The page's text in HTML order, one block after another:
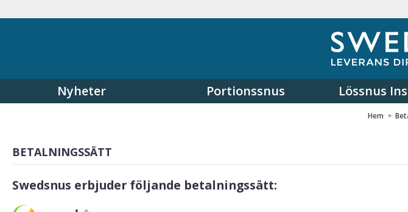
Nyheter Portionssnus Lössnus
Hem
BETALNINGSSÄTT
Swedsnus erbjuder följande betalningssätt: